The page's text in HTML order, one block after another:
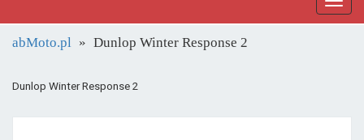
abMoto.pl Dunlop Winter Response 2
Dunlop Winter Response 2